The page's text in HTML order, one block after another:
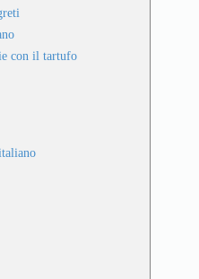
con il tartufo